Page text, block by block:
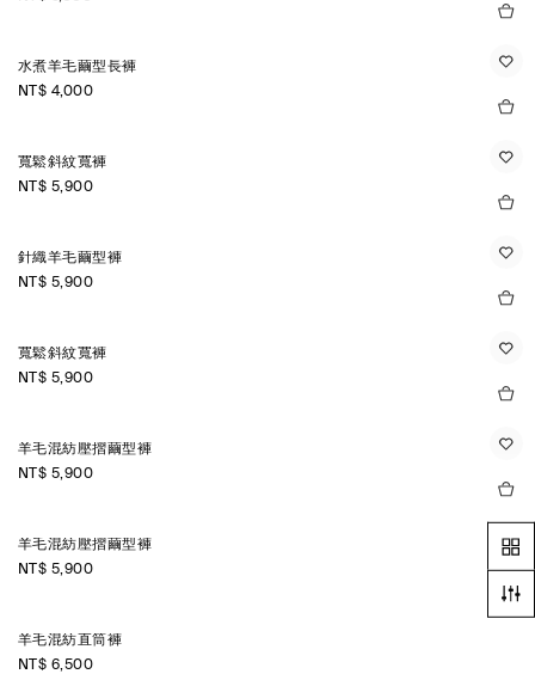
水煮羊毛繭型長褲
NT$ 4,000
寬鬆斜紋寬褲
NT$ 5,900
針織羊毛繭型褲
NT$ 5,900
寬鬆斜紋寬褲
NT$ 5,900
羊毛混紡壓摺繭型褲
NT$ 5,900
羊毛混紡壓摺繭型褲
NT$ 5,900
羊毛混紡直筒褲
NT$ 6,500